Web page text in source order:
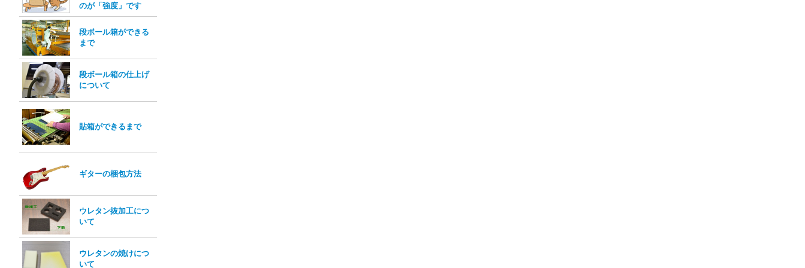
のが「強度」です
段ボール箱ができる
まで
段ボール箱の仕上げ
について
貼箱ができるまで
ギターの梱包方法
ウレタン抜加工につ
いて
ウレタンの焼けにつ
いて